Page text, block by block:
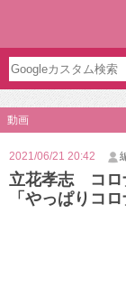
動画
2021/06/21 20:42
立花孝志 コロ
「やっぱりコ